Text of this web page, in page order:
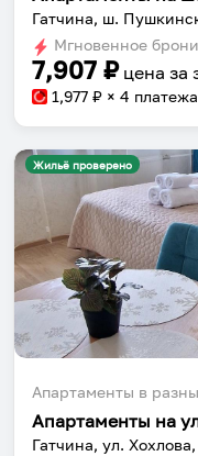
Гатчина, ш.
Мгновенное
7,907 ₽ цена за
1,977 ₽ × 4 платежа
Жильё проверено
Апартаменты в
Апартаменты на
Гатчина, ул.